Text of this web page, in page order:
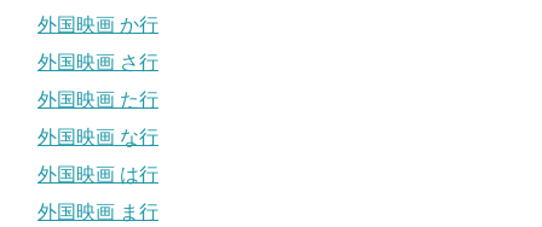
外国映画 か行
外国映画 さ行
外国映画 た行
外国映画 な行
外国映画 は行
外国映画 ま行